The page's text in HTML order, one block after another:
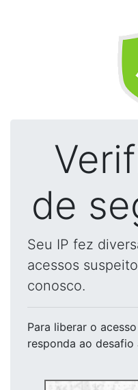
de
Seu IP fez
acessos
conosco.
Para liberar o acesso
responda ao desafio